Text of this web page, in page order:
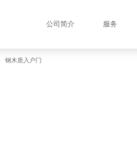
公司简介 服务
钢木质入户门